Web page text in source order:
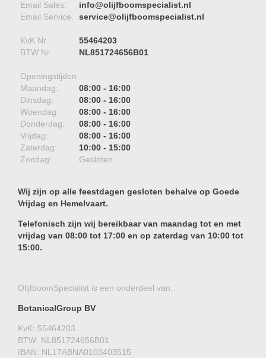
Email Sales:
info@olijfboomspecialist.nl
Email Service:
service@olijfboomspecialist.nl
KvK Nr.
55464203
BTW Nr.
NL851724656B01
Openingstijden
Maandag:
08:00 - 16:00
Dinsdag:
08:00 - 16:00
Woendag:
08:00 - 16:00
Donderdag:
08:00 - 16:00
Vrijdag:
08:00 - 16:00
Zaterdag:
10:00 - 15:00
Zondag:
Gesloten
Wij zijn op alle feestdagen gesloten behalve op Goede
Vrijdag en Hemelvaart.
Telefonisch zijn wij bereikbaar van maandag tot en met
vrijdag van 08:00 tot 17:00 en op zaterdag van 10:00 tot
15:00.
OlijfboomSpecialist is een onderdeel van:
BotanicalGroup BV
KvK: 55464203
BTW: NL851724656B01
IBAN: NL17ABNA0103403515